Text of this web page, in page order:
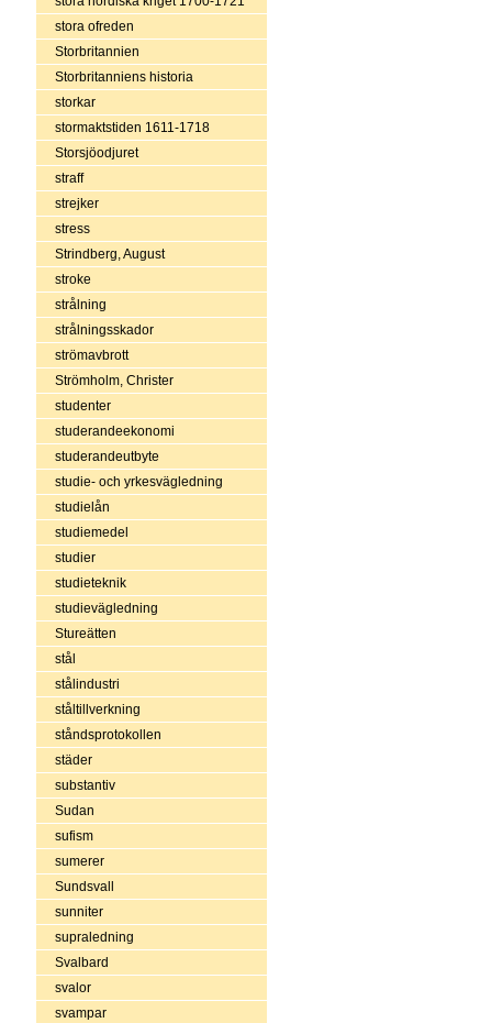
stora ofreden
Storbritannien
Storbritanniens historia
storkar
stormaktstiden 1611-1718
Storsjöodjuret
straff
strejker
stress
Strindberg, August
stroke
strålning
strålningsskador
strömavbrott
Strömholm, Christer
studenter
studerandeekonomi
studerandeutbyte
studie- och yrkesvägledning
studielån
studiemedel
studier
studieteknik
studievägledning
Stureätten
stål
stålindustri
ståltillverkning
ståndsprotokollen
städer
substantiv
Sudan
sufism
sumerer
Sundsvall
sunniter
supraledning
Svalbard
svalor
svampar